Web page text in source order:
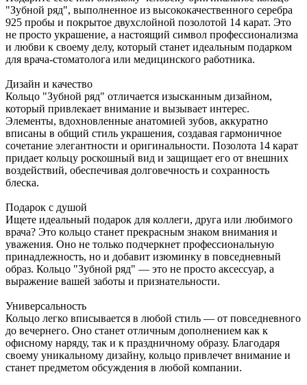
"Зубной ряд", выполненное из высококачественного серебра
925 пробы и покрытое двухслойной позолотой 14 карат. Это
не просто украшение, а настоящий символ профессионализма
и любви к своему делу, который станет идеальным подарком
для врача-стоматолога или медицинского работника.
Дизайн и качество
Кольцо "Зубной ряд" отличается изысканным дизайном,
который привлекает внимание и вызывает интерес.
Элементы, вдохновленные анатомией зубов, аккуратно
вписаны в общий стиль украшения, создавая гармоничное
сочетание элегантности и оригинальности. Позолота 14 карат
придает кольцу роскошный вид и защищает его от внешних
воздействий, обеспечивая долговечность и сохранность
блеска.
Подарок с душой
Ищете идеальный подарок для коллеги, друга или любимого
врача? Это кольцо станет прекрасным знаком внимания и
уважения. Оно не только подчеркнет профессиональную
принадлежность, но и добавит изюминку в повседневный
образ. Кольцо "Зубной ряд" — это не просто аксессуар, а
выражение вашей заботы и признательности.
Универсальность
Кольцо легко вписывается в любой стиль — от повседневного
до вечернего. Оно станет отличным дополнением как к
офисному наряду, так и к праздничному образу. Благодаря
своему уникальному дизайну, кольцо привлечет внимание и
станет предметом обсуждения в любой компании.